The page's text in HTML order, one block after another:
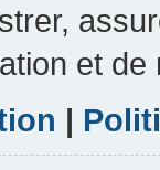
et
|